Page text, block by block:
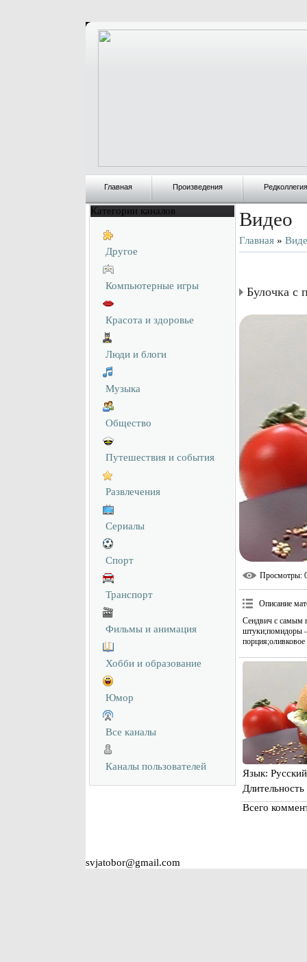
Главная Произведения Редколлегия
Категории каналов
Другое
Компьютерные игры
Красота и здоровье
Люди и блоги
Музыка
Общество
Путешествия и события
Развлечения
Сериалы
Спорт
Транспорт
Фильмы и анимация
Хобби и образование
Юмор
Все каналы
Каналы пользователей
Видео
Главная»
Булочка с
Просмотры:
Описание
Сендвич с самым
штуки;помидоры
Язык: Русский
Всего
svjatobor@gmail.com